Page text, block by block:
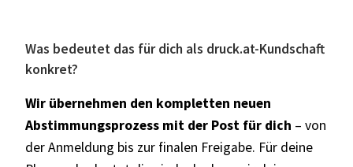
Was bedeutet das für dich als druck.at-Kundschaft
konkret?
Wir übernehmen den kompletten neuen
Abstimmungsprozess mit der Post für dich – von
der Anmeldung bis zur finalen Freigabe. Für deine